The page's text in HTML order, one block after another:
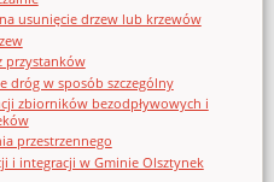
usunięcie drzew lub krzewów
przystanków
dróg w sposób szczególny
zbiorników bezodpływowych i
przestrzennego
i integracji w Gminie Olsztynek